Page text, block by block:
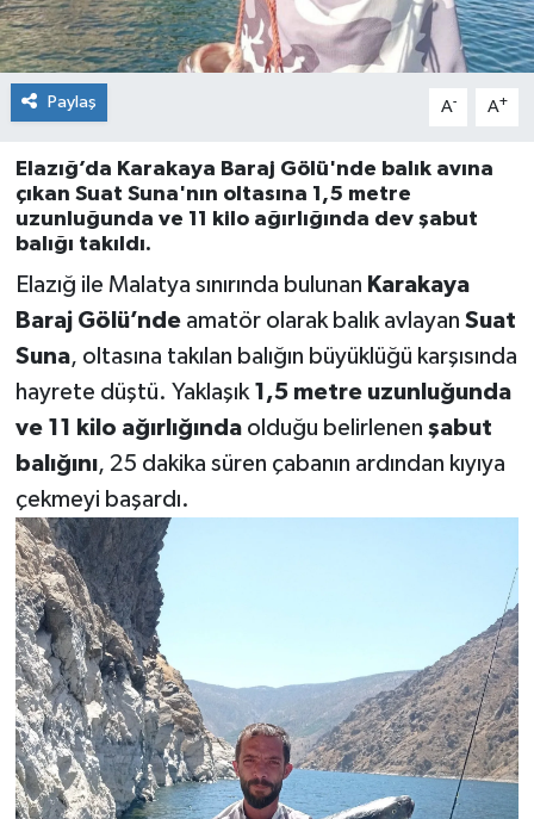
Paylaş A- A+
Elazığ’da Karakaya Baraj Gölü'nde balık avına
çıkan Suat Suna'nın oltasına 1,5 metre
uzunluğunda ve 11 kilo ağırlığında dev şabut
balığı takıldı.
Elazığ ile Malatya sınırında bulunan Karakaya
Baraj Gölü’ndeamatör olarak balık avlayan Suat
Suna, oltasına takılan balığın büyüklüğü karşısında
hayrete düştü. Yaklaşık 1,5 metre uzunluğunda
ve 11 kilo ağırlığındaolduğu belirlenen şabut
balığını, 25 dakika süren çabanın ardından kıyıya
çekmeyi başardı.